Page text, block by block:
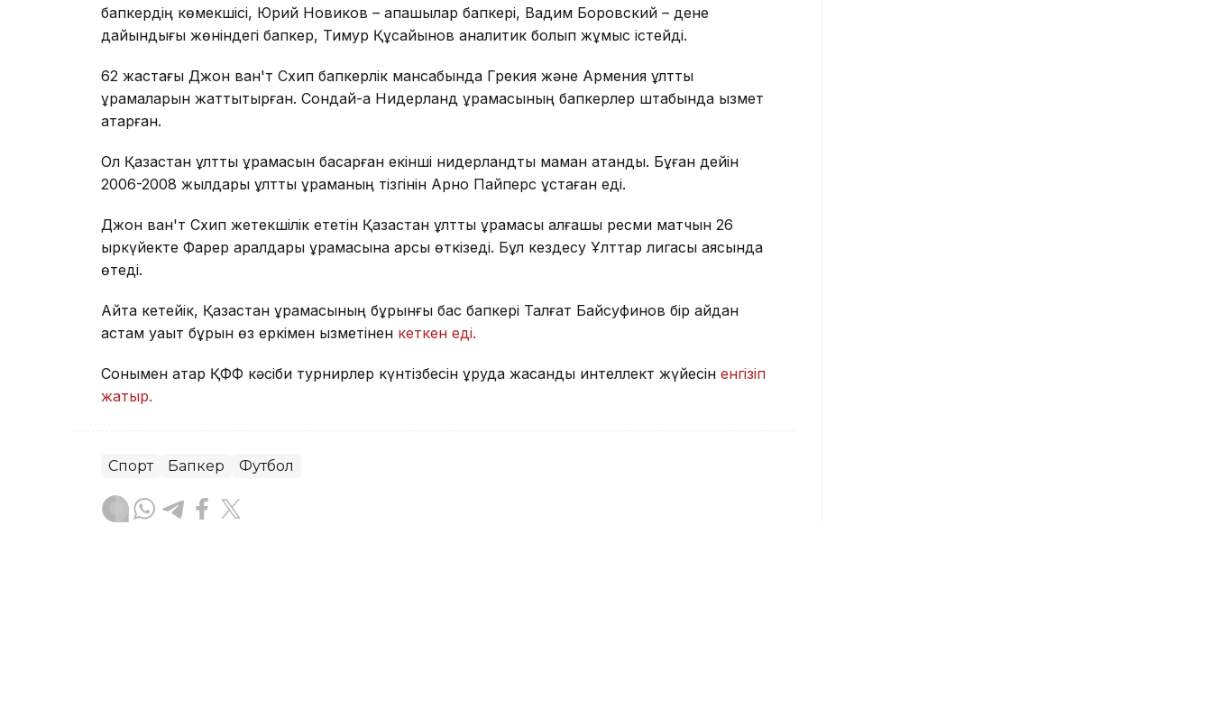
бапкердің көмекшісі, Юрий Новиков – қақпашылар бапкері, Вадим Боровский – дене
дайындығы жөніндегі бапкер, Тимур Құсайынов аналитик болып жұмыс істейді.
62 жастағы Джон ван'т Схип бапкерлік мансабында Грекия және Армения ұлттық
құрамаларын жаттықтырған. Сондай-ақ Нидерланд құрамасының бапкерлер штабында қызмет
атқарған.
Ол Қазақстан ұлттық құрамасын басқарған екінші нидерландтық маман атанды. Бұған дейін
2006-2008 жылдары ұлттық құраманың тізгінін Арно Пайперс ұстаған еді.
Джон ван'т Схип жетекшілік ететін Қазақстан ұлттық құрамасы алғашқы ресми матчын 26
қыркүйекте Фарер аралдары құрамасына қарсы өткізеді. Бұл кездесу Ұлттар лигасы аясында
өтеді.
Айта кетейік, Қазақстан құрамасының бұрынғы бас бапкері Талғат Байсуфинов бір айдан
астам уақыт бұрын өз еркімен қызметінен кеткен еді.
Сонымен қатар ҚФФ кәсіби турнирлер күнтізбесін құруда жасанды интеллект жүйесін енгізіп
жатыр.
Спорт Бапкер Футбол